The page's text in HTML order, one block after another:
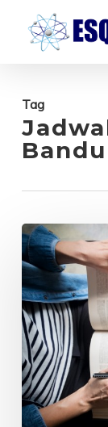
Tag
Tempat
Kursus
Bahasa
Inggris
untuk
Dewasa
yang
Terbaik
di